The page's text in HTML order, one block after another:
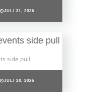
JULI 31, 2026
side pull
JULI 28, 2026